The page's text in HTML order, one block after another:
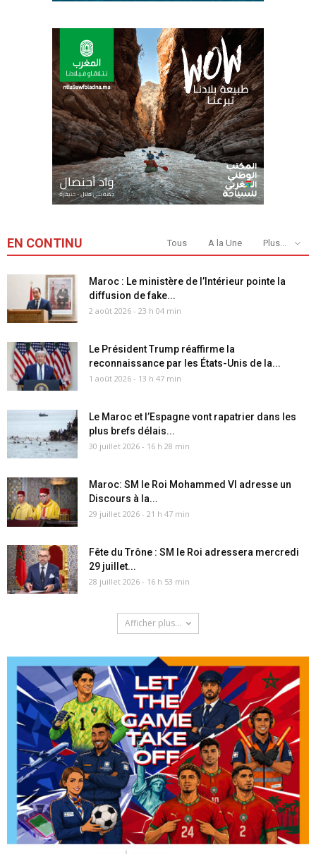
EN CONTINU Tous A la Une Plus...
Maroc : Le ministère de l’Intérieur pointe la
diffusion de fake...
2 août 2026 - 23 h 04 min
Le Président Trump réaffirme la
reconnaissance par les États-Unis de la...
1 août 2026 - 13 h 47 min
Le Maroc et l’Espagne vont rapatrier dans les
plus brefs délais...
30 juillet 2026 - 16 h 28 min
Maroc: SM le Roi Mohammed VI adresse un
Discours à la...
29 juillet 2026 - 21 h 47 min
Fête du Trône : SM le Roi adressera mercredi
29 juillet...
28 juillet 2026 - 16 h 53 min
Afficher plus...